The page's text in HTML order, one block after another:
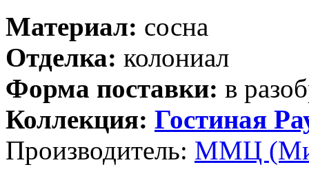
Материал: сосна
Отделка: колониал
Форма поставки: в
Коллекция: Гостиная
Производитель: ММЦ